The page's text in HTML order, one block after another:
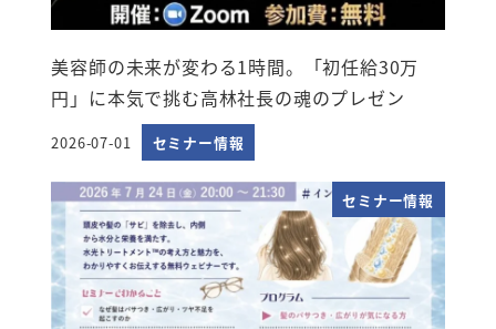
美容師の未来が変わる1時間。「初任給30万
円」に本気で挑む高林社長の魂のプレゼン
投稿日
2026-07-01 セミナー情報
セミナー情報